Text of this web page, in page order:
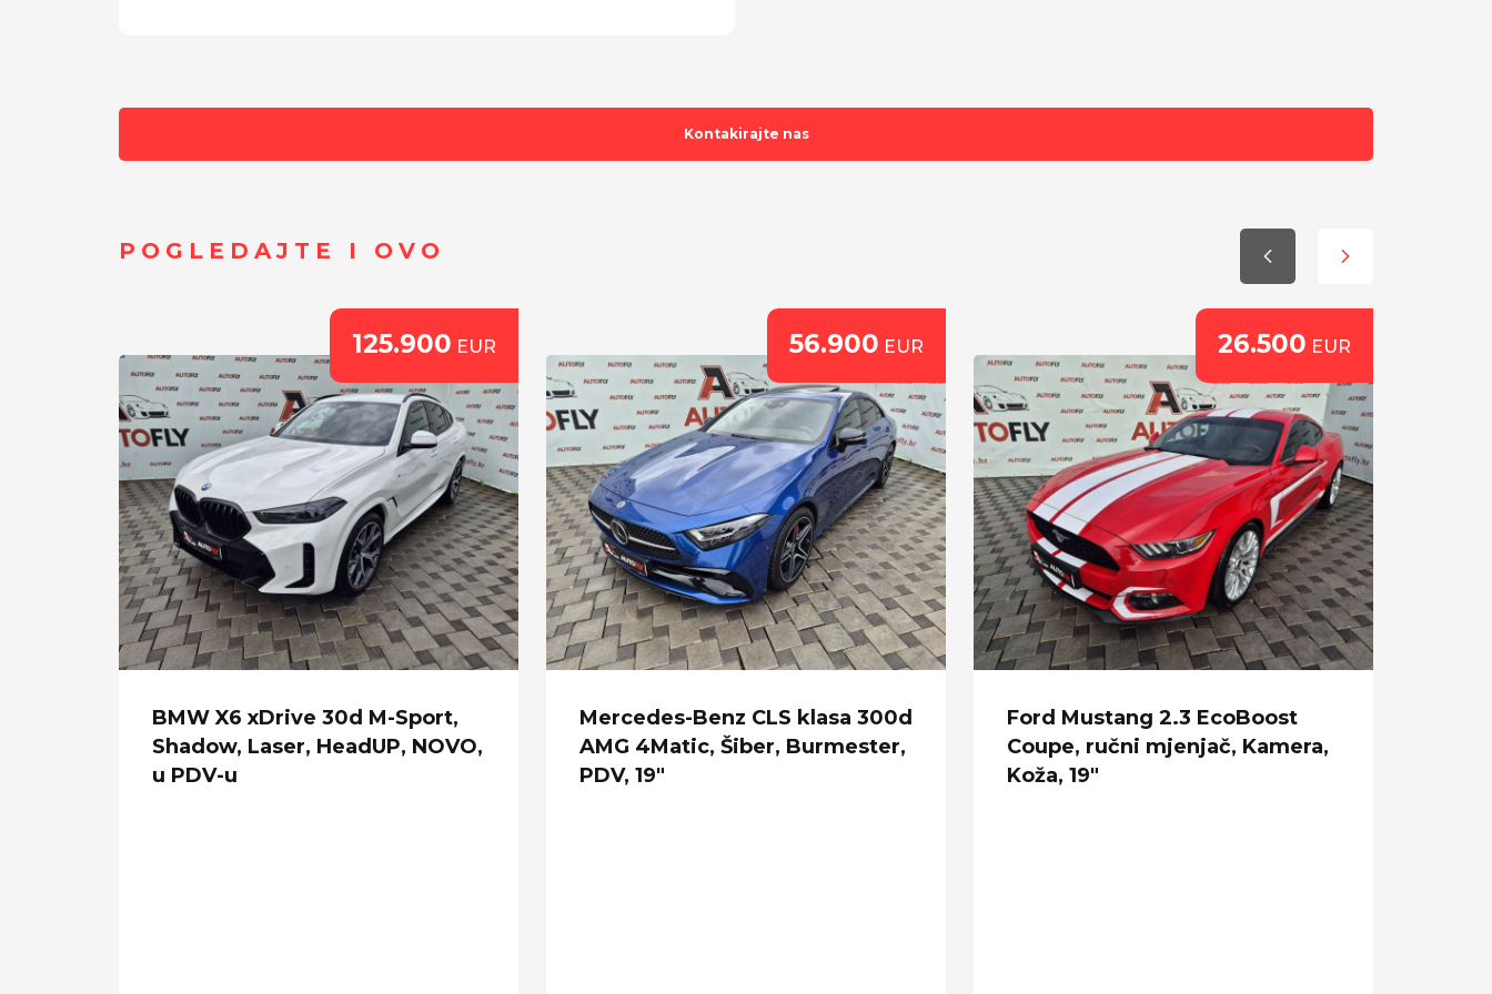
itd ...
Kontakirajte nas
POGLEDAJTE I OVO
125.900 EUR
BMW X6 xDrive 30d M-Sport,
Shadow, Laser, HeadUP, NOVO,
u PDV-u
56.900 EUR
Mercedes-Benz CLS klasa 300d
AMG 4Matic, Šiber, Burmester,
PDV, 19"
26.500 EUR
Ford Mustang 2.3 EcoBoost
Coupe, ručni mjenjač, Kamera,
Koža, 19"